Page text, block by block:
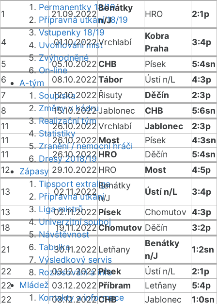
Permanentky 18/19
Přípravná utkání 18/19
Vstupenky 18/19
Uvolňování míst
Zvýhodněné
On-line
A-tým
Soupiska
Změny v kádru
Realizační tým
Statistiky
Zranění / nemocní hráči
Dresy 2018/19
Zápasy
Tipsport extraliga
Přípravná utkání
Liga mistrů
Univerzitní souboj
Návštěvnost
Tabulka
Výsledkový servis
Rozlosování a info
Mládež
Kontakty a informace
1 21.09.2022
Benátky
n/J
HRO 2:1p
4 01.10.2022Vrchlabí
Kobra
Praha
3:4p
5 05.10.2022 CHB Písek
5:4sn
6
08.10.2022Tábor Ústí n/L
4:3p
7
12.10.2022 Řisuty Děčín
2:3p
8
15.10.2022Jablonec CHB
5:6sn
11
26.10.2022Vrchlabí Jablonec
2:3p
11
26.10.2022 Most Písek
4:3sn
11
26.10.2022 HRO Děčín
5:4sn
12
29.10.2022 HRO Most 4:5p
13 02.11.2022
Benátky
n/J
Ústí n/L
3:4p
13
02.11.2022 Písek Chomutov 4:3p
18
19.11.2022Chomutov Děčín 3:2p
21 30.11.2022 Letňany
Benátky
n/J
1:2sn
22 03.12.2022Písek Ústí n/L
2:1p
22
03.12.2022 Příbram Letňany
5:4p
22
03.12.2022CHB Jablonec 1:0sn